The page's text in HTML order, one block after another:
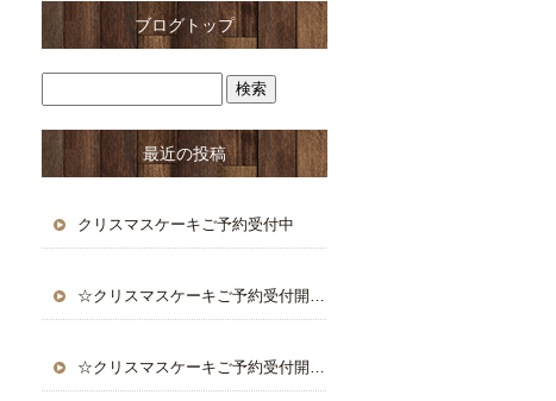
ブログトップ
最近の投稿
クリスマスケーキご予約受付中
☆クリスマスケーキご予約受付開始☆
☆クリスマスケーキご予約受付開始☆